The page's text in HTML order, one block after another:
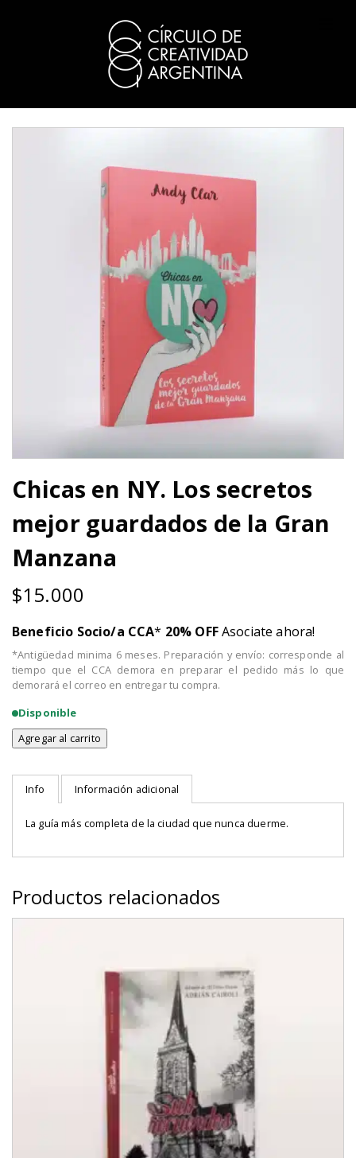
Chicas en NY. Los secretos
mejor guardados de la Gran
Manzana
$15.000
Beneficio Socio/a CCA* 20% OFFAsociate ahora!
*Antigüedad minima 6 meses. Preparación y envío: corresponde al
tiempo que el CCA demora en preparar el pedido más lo que
demorará el correo en entregar tu compra.
Disponible
Chicas
NY.
Los
mejor
Manzana
Agregar al carrito
Info Información adicional
La guía más completa de la ciudad que nunca duerme.
Productos relacionados